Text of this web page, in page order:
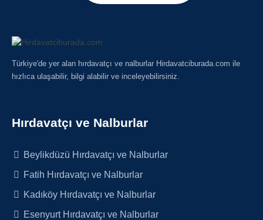
Türkiye'de yer alan hırdavatçı ve nalburlar Hirdavatciburada.com ile
hızlıca ulaşabilir, bilgi alabilir ve inceleyebilirsiniz.
Hırdavatçı ve Nalburlar
Beylikdüzü Hırdavatçı ve Nalburlar
Fatih Hırdavatçı ve Nalburlar
Kadıköy Hırdavatçı ve Nalburlar
Esenyurt Hırdavatçı ve Nalburlar